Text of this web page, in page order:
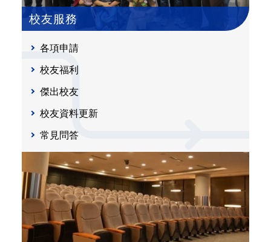
校友服務
各項申請
校友福利
傑出校友
校友資料更新
常見問答